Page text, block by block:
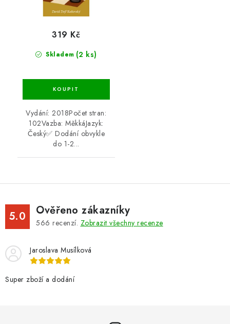
Skladem (2 ks)
319 Kč
Vydání: 2018Počet stran:
102Vazba: MěkkáJazyk:
Český✅ Dodání obvykle
do 1-2...
5.0 Ověřeno zákazníky
566 recenzí. Zobrazit všechny recenze
Jaroslava Musílková
Super zboží a dodání